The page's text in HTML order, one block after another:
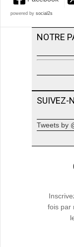
powered by social2s
NOTRE
SUIVEZ-
Tweets by
fois par